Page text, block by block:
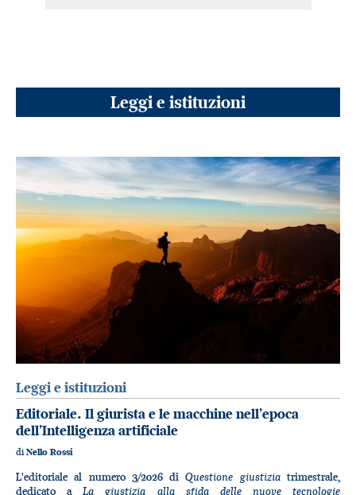
Leggi e istituzioni
Leggi e istituzioni
Editoriale. Il giurista e le macchine nell’epoca
dell’Intelligenza artificiale
diNello Rossi
L'editoriale al numero 3/2026 diQuestione giustiziatrimestrale,
dedicato aLa giustizia alla sfida delle nuove tecnologie